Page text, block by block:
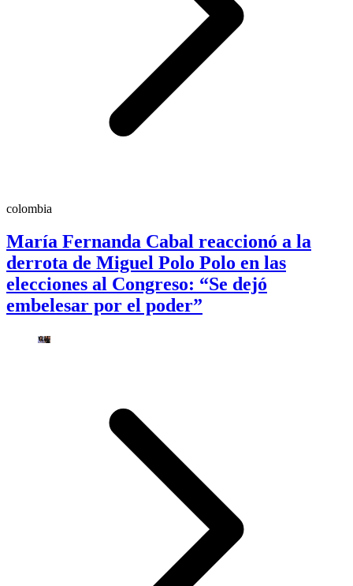
colombia
María Fernanda Cabal reaccionó a la
derrota de Miguel Polo Polo en las
elecciones al Congreso: “Se dejó
embelesar por el poder”